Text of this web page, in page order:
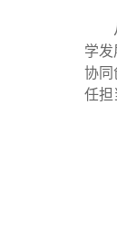
学
协同
任担